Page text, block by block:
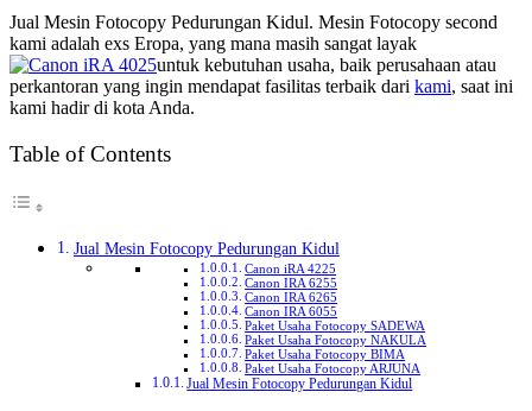
Jual Mesin Fotocopy Pedurungan Kidul. Mesin Fotocopy second
kami adalah exs Eropa, yang mana masih sangat layak
untuk kebutuhan usaha, baik perusahaan atau
perkantoran yang ingin mendapat fasilitas terbaik dari kami, saat ini
kami hadir di kota Anda.
Table of Contents
Jual Mesin Fotocopy Pedurungan Kidul
Canon iRA 4225
Canon IRA 6255
Canon IRA 6265
Canon IRA 6055
Paket Usaha Fotocopy SADEWA
Paket Usaha Fotocopy NAKULA
Paket Usaha Fotocopy BIMA
Paket Usaha Fotocopy ARJUNA
Jual Mesin Fotocopy Pedurungan Kidul